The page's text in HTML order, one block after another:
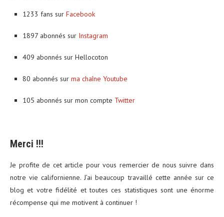
1233 fans sur Facebook
1897 abonnés sur Instagram
409 abonnés sur Hellocoton
80 abonnés sur ma chaîne Youtube
105 abonnés sur mon compte Twitter
Merci !!!
Je profite de cet article pour vous remercier de nous suivre dans
notre vie californienne. J’ai beaucoup travaillé cette année sur ce
blog et votre fidélité et toutes ces statistiques sont une énorme
récompense qui me motivent à continuer !